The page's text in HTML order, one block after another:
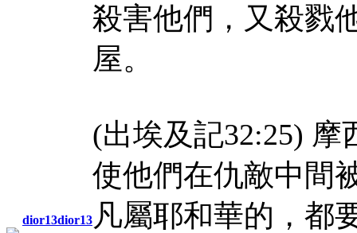
dior13dior13
殺害他們，又殺戮
屋。
(出埃及記32:25)
使他們在仇敵中間
凡屬耶和華的，都